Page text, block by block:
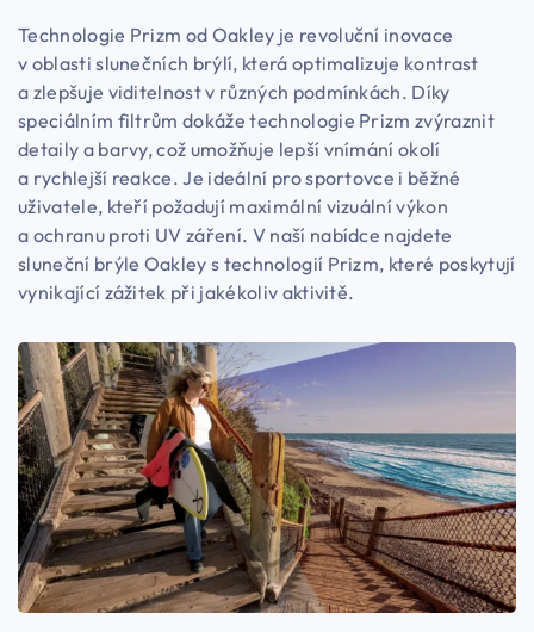
Technologie Prizm od Oakley je revoluční inovace
v oblasti slunečních brýlí, která optimalizuje kontrast
a zlepšuje viditelnost v různých podmínkách. Díky
speciálním filtrům dokáže technologie Prizm zvýraznit
detaily a barvy, což umožňuje lepší vnímání okolí
a rychlejší reakce. Je ideální pro sportovce i běžné
uživatele, kteří požadují maximální vizuální výkon
a ochranu proti UV záření. V naší nabídce najdete
sluneční brýle Oakley s technologií Prizm, které poskytují
vynikající zážitek při jakékoliv aktivitě.